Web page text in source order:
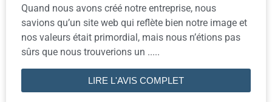
Quand nous avons créé notre entreprise, nous
savions qu’un site web qui reflète bien notre image et
nos valeurs était primordial, mais nous n’étions pas
sûrs que nous trouverions un .....
LIRE L'AVIS COMPLET